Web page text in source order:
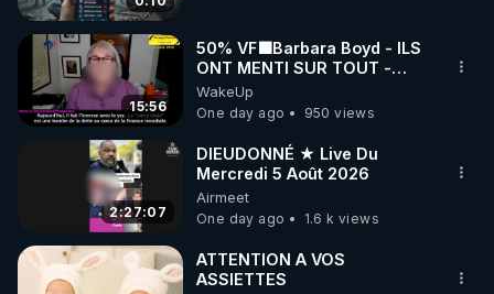
15:56
50% VF🟩Barbara Boyd - ILS
ONT MENTI SUR TOUT -
Jocelyne Traduction
WakeUp
One day ago
950 views
2:27:07
DIEUDONNÉ ★ Live Du
Mercredi 5 Août 2026
Airmeet
One day ago
1.6 k views
ATTENTION A VOS
ASSIETTES